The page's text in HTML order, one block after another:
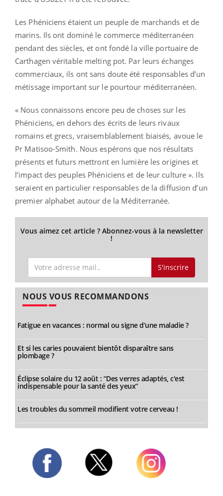
Les Phéniciens étaient un peuple de marchands et de
marins. Ils ont dominé le commerce méditerranéen
pendant des siècles, et ont fondé la ville portuaire de
Carthagen véritable melting pot. Par leurs échanges
commerciaux, ils ont sans doute été responsables d’un
métissage important sur le pourtour méditerranéen.
« Nous connaissons encore peu de choses sur les
Phéniciens, en dehors des écrits de leurs rivaux
romains et grecs, vraisemblablement biaisés, avoue le
Pr Matisoo-Smith. Nous espérons que nos résultats
présents et futurs mettront en lumière les origines et
l’impact des peuples Phéniciens et de leur culture ». Ils
seraient en particulier responsables de la diffusion d’un
premier alphabet autour de la Méditerranée.
Vous aimez cet article ? Abonnez-vous à la newsletter
!
S'inscrire
NOUS VOUS RECOMMANDONS
Fatigue en vacances : normal ou signe d’une maladie ?
Et si les caries pouvaient bientôt disparaître sans
plombage ?
Éclipse solaire du 12 août : “Des verres adaptés, c'est
indispensable pour la santé des yeux”
Les troubles du sommeil modifient votre cerveau !